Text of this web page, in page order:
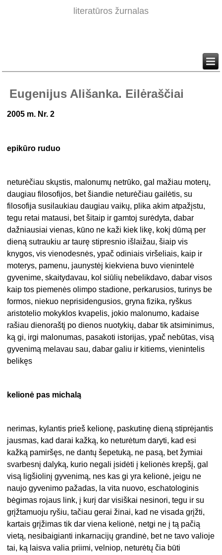
literatūros žurnalas
Eugenijus Ališanka. Eilėraščiai
2005 m. Nr. 2
epikūro ruduo
neturėčiau skųstis, malonumų netrūko, gal mažiau moterų,
daugiau filosofijos, bet šiandie neturėčiau gailėtis, su
filosofija susilaukiau daugiau vaikų, plika akim atpažįstu,
tegu retai matausi, bet šitaip ir gamtoj surėdyta, dabar
dažniausiai vienas, kūno ne kaži kiek likę, kokį dūmą per
dieną sutraukiu ar taurę stipresnio išlaižau, šiaip vis
knygos, vis vienodesnės, ypač odiniais viršeliais, kaip ir
moterys, pamenu, jaunystėj kiekviena buvo vienintelė
gyvenime, skaitydavau, kol siūlių nebelikdavo, dabar visos
kaip tos piemenės olimpo stadione, perkarusios, turinys be
formos, niekuo neprisidengusios, gryna fizika, ryškus
aristotelio mokyklos kvapelis, jokio malonumo, kadaise
rašiau dienoraštį po dienos nuotykių, dabar tik atsiminimus,
ką gi, irgi malonumas, pasakoti istorijas, ypač nebūtas, visą
gyvenimą melavau sau, dabar galiu ir kitiems, vienintelis
belikęs
kelionė pas michalą
nerimas, kylantis prieš kelionę, paskutinę dieną stiprėjantis
jausmas, kad darai kažką, ko neturėtum daryti, kad esi
kažką pamiršęs, ne dantų šepetuką, ne pasą, bet žymiai
svarbesnį dalyką, kurio negali įsidėti į kelionės krepšį, gal
visą ligšiolinį gyvenimą, nes kas gi yra kelionė, jeigu ne
naujo gyvenimo pažadas, la vita nuovo, eschatologinis
bėgimas rojaus link, į kurį dar visiškai nesinori, tegu ir su
grįžtamuoju ryšiu, tačiau gerai žinai, kad ne visada grįžti,
kartais grįžimas tik dar viena kelionė, netgi ne į tą pačią
vietą, nesibaigianti inkarnacijų grandinė, bet ne tavo valioje
tai, ką laisva valia priimi, velniop, neturėtų čia būti